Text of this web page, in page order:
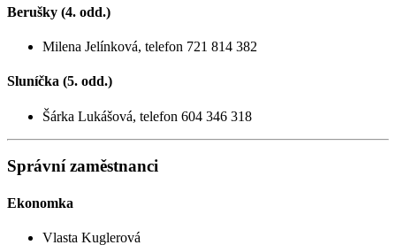
Berušky (4. odd.)
Milena Jelínková, telefon 721 814 382
Sluníčka (5. odd.)
Šárka Lukášová, telefon 604 346 318
Správní zaměstnanci
Ekonomka
Vlasta Kuglerová